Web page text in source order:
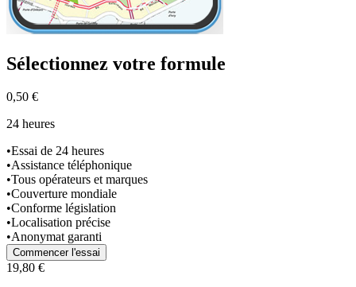
Sélectionnez votre formule
0,50 €
24 heures
•Essai de 24 heures
•Assistance téléphonique
•Tous opérateurs et marques
•Couverture mondiale
•Conforme législation
•Localisation précise
•Anonymat garanti
Commencer l'essai
19,80 €